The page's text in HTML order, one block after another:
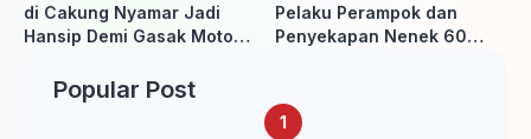
di Cakung Nyamar Jadi
Hansip Demi Gasak Motor
Pelaku Perampok dan
Penyekapan Nenek 60
Popular Post